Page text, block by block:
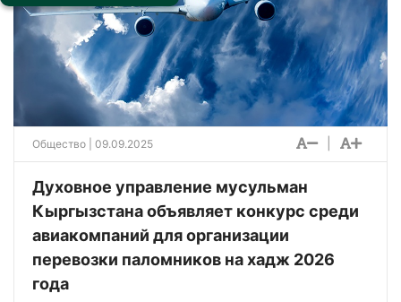
Общество | 09.09.2025
Духовное управление мусульман
Кыргызстана объявляет конкурс среди
авиакомпаний для организации
перевозки паломников на хадж 2026
года